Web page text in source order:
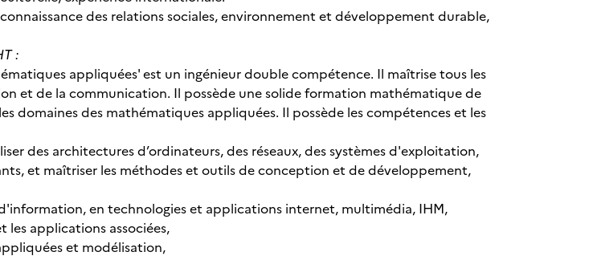
des relations sociales, environnement et développement durable,
:
appliquées' est un ingénieur double compétence. Il maîtrise tous les
et de la communication. Il possède une solide formation mathématique de
domaines des mathématiques appliquées. Il possède les compétences et les
des architectures d’ordinateurs, des réseaux, des systèmes d'exploitation,
et maîtriser les méthodes et outils de conception et de développement,
en technologies et applications internet, multimédia, IHM,
les applications associées,
et modélisation,